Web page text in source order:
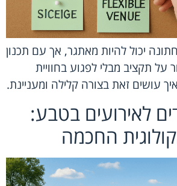
יכול להיות מאתגר, אך עם תכנון
על תקציב מבלי לפגוע בחוויית
עושים זאת בצורה קלילה ומעניינת.
לאירועים בטבע:
החכמה